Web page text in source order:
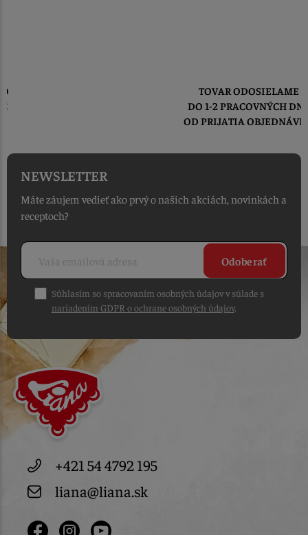
TOVAR ODOSIELAME
DO 1-2 PRACOVNÝCH DNÍ
OD PRIJATIA OBJEDNÁVKY
NEWSLETTER
Máte záujem vedieť ako prvý o našich akciách, novinkách a
receptoch?
Odoberať
Súhlasím so spracovaním osobných údajov v súlade s
nariadením GDPR o ochrane osobných údajov.
+421 54 4792 195
liana@liana.sk